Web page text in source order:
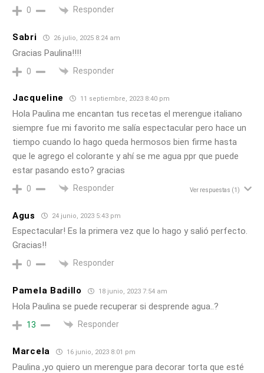
0 Responder
Sabri 26 julio, 2025 8:24 am
Gracias Paulina!!!!
0 Responder
Jacqueline 11 septiembre, 2023 8:40 pm
Hola Paulina me encantan tus recetas el merengue italiano
siempre fue mi favorito me salía espectacular pero hace un
tiempo cuando lo hago queda hermosos bien firme hasta
que le agrego el colorante y ahí se me agua ppr que puede
estar pasando esto? gracias
0 Responder Ver respuestas (1)
Agus 24 junio, 2023 5:43 pm
Espectacular! Es la primera vez que lo hago y salió perfecto.
Gracias!!
0 Responder
Pamela Badillo 18 junio, 2023 7:54 am
Hola Paulina se puede recuperar si desprende agua..?
13 Responder
Marcela 16 junio, 2023 8:01 pm
Paulina ,yo quiero un merengue para decorar torta que esté